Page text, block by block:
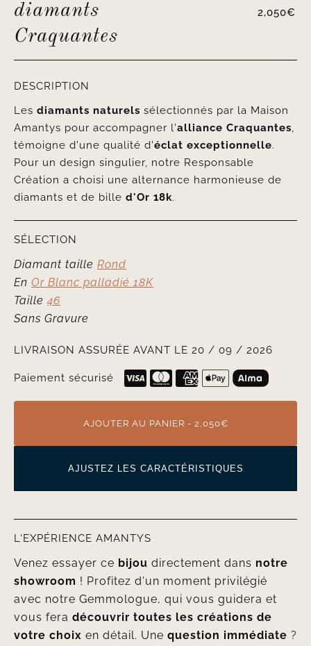
diamants
Craquantes
2,050€
DESCRIPTION
Les diamants naturels sélectionnés par la Maison
Amantys pour accompagner l'alliance Craquantes,
témoigne d'une qualité d'éclat exceptionnelle.
Pour un design singulier, notre Responsable
Création a choisi une alternance harmonieuse de
diamants et de bille d'Or 18k.
SÉLECTION
Diamant taille Rond
En Or Blanc palladié 18K
Taille46
Sans Gravure
LIVRAISON ASSURÉE AVANT LE 20 / 09 / 2026
Paiement sécurisé
AJOUTER AU PANIER - 2,050€
AJUSTEZ LES CARACTÉRISTIQUES
L'EXPÉRIENCE AMANTYS
Venez essayer ce bijou directement dans notre
showroom ! Profitez d'un moment privilégié
avec notre Gemmologue, qui vous guidera et
vous fera découvrir toutes les créations de
votre choix en détail. Une question immédiate ?